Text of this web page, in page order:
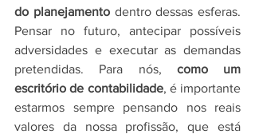
do planejamento dentro dessas esferas.
Pensar no futuro, antecipar possíveis
adversidades e executar as demandas
pretendidas. Para nós, como um
escritório de contabilidade, é importante
estarmos sempre pensando nos reais
valores da nossa profissão, que está